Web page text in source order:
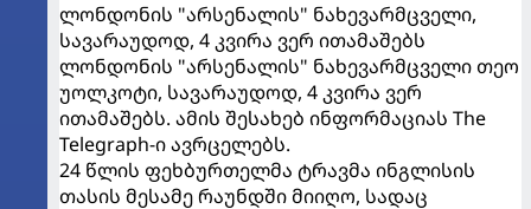
ლონდონის "არსენალის" ნახევარმცველი,
სავარაუდოდ, 4 კვირა ვერ ითამაშებს
ლონდონის "არსენალის" ნახევარმცველი თეო
უოლკოტი, სავარაუდოდ, 4 კვირა ვერ
ითამაშებს. ამის შესახებ ინფორმაციას The
Telegraph-ი ავრცელებს.
24 წლის ფეხბურთელმა ტრავმა ინგლისის
თასის მესამე რაუნდში მიიღო, სადაც